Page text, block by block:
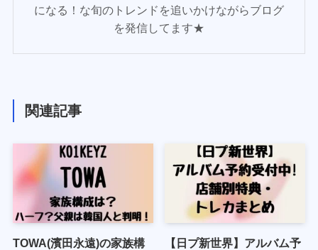
になる！な旬のトレンドを追いかけながらブログ
を発信してます★
関連記事
TOWA(濱田永遠)の家族構
【日プ新世界】アルバム予